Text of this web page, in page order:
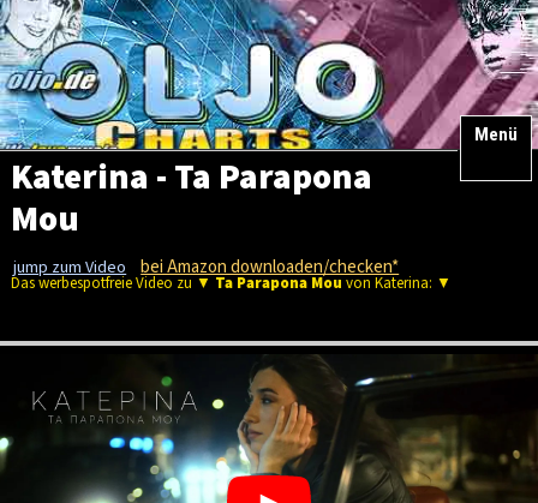
Menü
Katerina - Ta Parapona
Mou
jump zum Video bei Amazon downloaden/checken*
Das werbespotfreie Video zu ▼ Ta Parapona Mou von Katerina: ▼